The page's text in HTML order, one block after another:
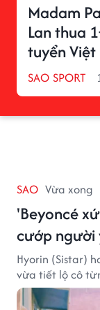
Madam
Lan thua
tuyển
SAO SPORT
SAO Vừa xong
'Beyoncé
cướp người
Hyorin (Sistar)
vừa tiết lộ cô